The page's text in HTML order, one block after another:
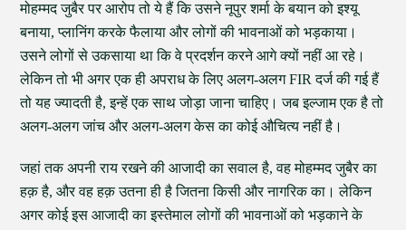
मोहम्मद जुबैर पर आरोप तो ये हैं कि उसने नूपुर शर्मा के बयान को इश्यू
बनाया, प्लानिंग करके फैलाया और लोगों की भावनाओं को भड़काया।
उसने लोगों से उकसाया था कि वे प्रदर्शन करने आगे क्यों नहीं आ रहे।
लेकिन तो भी अगर एक ही अपराध के लिए अलग-अलग FIR दर्ज की गई हैं
तो यह ज्यादती है, इन्हें एक साथ जोड़ा जाना चाहिए। जब इल्जाम एक है तो
अलग-अलग जांच और अलग-अलग केस का कोई औचित्य नहीं है।
जहां तक अपनी राय रखने की आजादी का सवाल है, वह मोहम्मद जुबैर का
हक़ है, और वह हक़ उतना ही है जितना किसी और नागरिक का। लेकिन
अगर कोई इस आजादी का इस्तेमाल लोगों की भावनाओं को भड़काने के